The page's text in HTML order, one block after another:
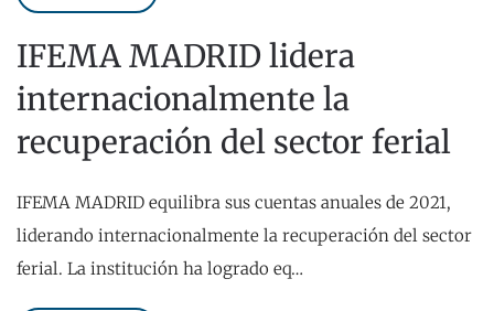
IFEMA MADRID lidera
internacionalmente la
recuperación del sector ferial
IFEMA MADRID equilibra sus cuentas anuales de 2021,
liderando internacionalmente la recuperación del sector
ferial. La institución ha logrado eq…